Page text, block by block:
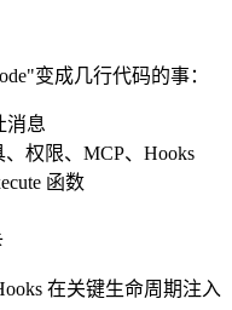
变成几行代码的事：
消息
、权限、MCP、Hooks
函数
在关键生命周期注入